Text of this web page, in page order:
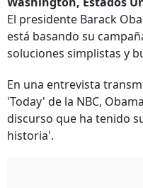
El presidente Barack
está basando su
soluciones simplistas y
En una entrevista
'Today' de la NBC,
discurso que ha tenido
historia'.